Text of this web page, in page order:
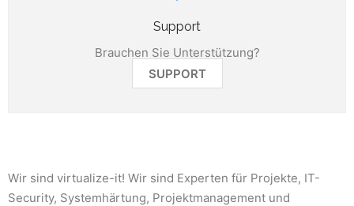
Support
Brauchen Sie Unterstützung?
SUPPORT
Wir sind virtualize-it! Wir sind Experten für Projekte, IT-
Security, Systemhärtung, Projektmanagement und